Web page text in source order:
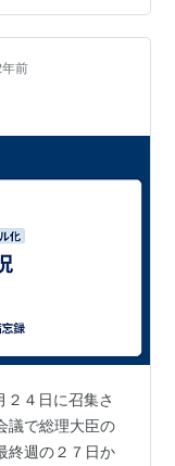
法律案 財務省2
る法律の一部を
の一部を改正す
年前
２４日に召集さ
議で総理大臣の
終週の２７日か